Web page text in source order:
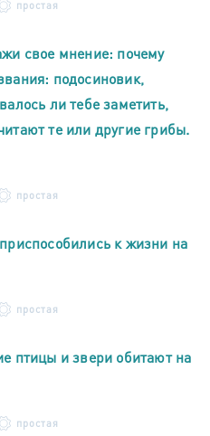
простая
свое мнение: почему
подосиновик,
ли тебе заметить,
те или другие грибы.
простая
к жизни на
простая
птицы и звери обитают на
простая